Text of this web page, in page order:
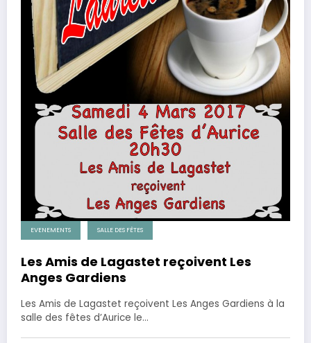
EVENEMENTS SALLE DES FÊTES
Les Amis de Lagastet reçoivent Les
Anges Gardiens
Les Amis de Lagastet reçoivent Les Anges Gardiens à la
salle des fêtes d’Aurice le…